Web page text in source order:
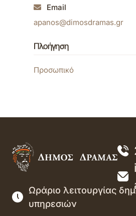
Email
apanos@dimosdramas.gr
Πλοήγηση
Προσωπικό
Ωράριο λειτουργίας
υπηρεσιών